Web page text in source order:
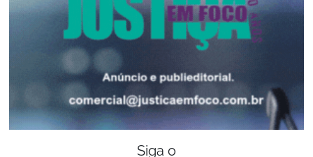
Siga o